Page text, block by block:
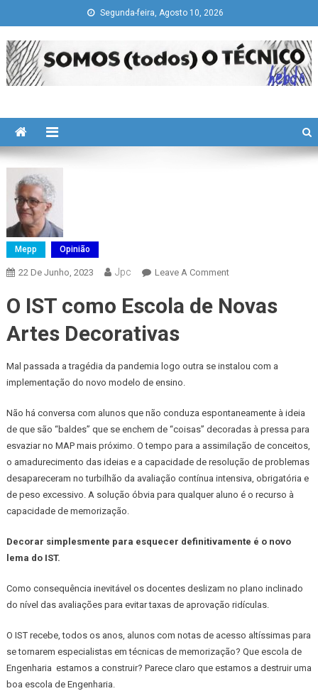
to
content
Segunda-feira, Agosto 10, 2026
Mepp Opinião
22 De Junho, 2023 Jpc Leave A CommentOn
IST
Novas
O IST como Escola de Novas
Artes Decorativas
Mal passada a tragédia da pandemia logo outra se instalou com a
implementação do novo modelo de ensino.
Não há conversa com alunos que não conduza espontaneamente à ideia
de que são “baldes” que se enchem de “coisas” decoradas à pressa para
esvaziar no MAP mais próximo. O tempo para a assimilação de conceitos,
o amadurecimento das ideias e a capacidade de resolução de problemas
desapareceram no turbilhão da avaliação contínua intensiva, obrigatória e
de peso excessivo. A solução óbvia para qualquer aluno é o recurso à
capacidade de memorização.
Decorar simplesmente para esquecer definitivamente é o novo
lema do IST.
Como consequência inevitável os docentes deslizam no plano inclinado
do nível das avaliações para evitar taxas de aprovação ridículas.
O IST recebe, todos os anos, alunos com notas de acesso altíssimas para
se tornarem especialistas em técnicas de memorização? Que escola de
Engenharia estamos a construir? Parece claro que estamos a destruir uma
boa escola de Engenharia.